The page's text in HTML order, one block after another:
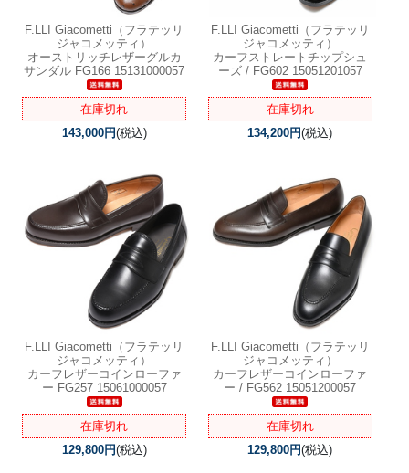
F.LLI Giacometti（フラテッリ
ジャコメッティ）
オーストリッチレザーグルカ
サンダル FG166 15131000057
在庫切れ
143,000円(税込)
F.LLI Giacometti（フラテッリ
ジャコメッティ）
カーフストレートチップシュ
ーズ / FG602 15051201057
在庫切れ
134,200円(税込)
F.LLI Giacometti（フラテッリ
ジャコメッティ）
カーフレザーコインローファ
ー FG257 15061000057
在庫切れ
129,800円(税込)
F.LLI Giacometti（フラテッリ
ジャコメッティ）
カーフレザーコインローファ
ー / FG562 15051200057
在庫切れ
129,800円(税込)